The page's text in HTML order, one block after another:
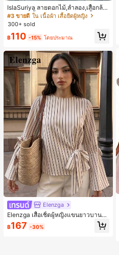
IslaSuriya ลายดอกไม้,ลำลอง,เสื้อกล้า
มลำลอง,เสื้อยืดกราฟิก,ฤดูร้อน,เสื้อชาย
หาดผู้หญิงฤดูร้อน,ชายหาด,เสื้อยืดชาย
#3 ขายดี ใน เนื้อผ้า เสื้อยืดผู้หญิง
300+ sold
฿110 -15% โดยประมาณ
Elenzga
Elenzga เสื้อเชิ้ตผู้หญิงแขนยาวบานค
อกลมผ้าทอไม่ยืดลายทางสีแอปริคอท
ดำสไตล์มินิมอลแฟชั่นสำหรับใส่ไปทำง
฿167 -30%